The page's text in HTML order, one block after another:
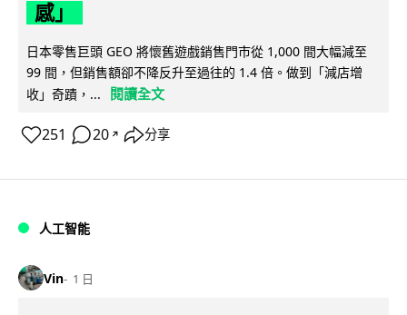
感」
日本零售巨頭 GEO 將懷舊遊戲銷售門市從 1,000 間大幅減至
99 間，但銷售額卻不降反升至過往的 1.4 倍。做到「減店增
收」奇蹟，...
閱讀全文
251 20 ↗ 分享
人工智能
Vin 1 日